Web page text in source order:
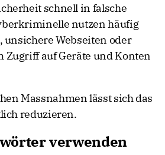
schnell in falsche
nutzen häufig
unsichere Webseiten oder
Zugriff auf Geräte und Konten
Massnahmen lässt sich das
reduzieren.
verwenden